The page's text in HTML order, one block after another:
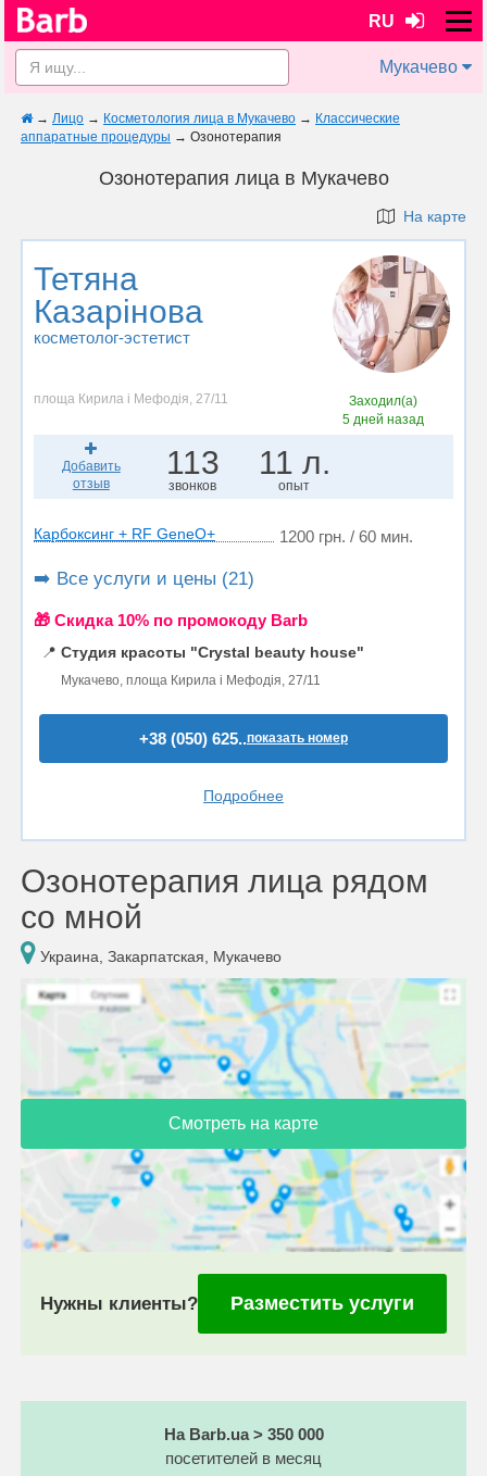
RU
Мукачево
→ Лицо → Косметология лица в Мукачево → Классические
аппаратные процедуры → Озонотерапия
Озонотерапия лица в Мукачево
На карте
Тетяна
Казарінова
косметолог-эстетист
площа Кирила і Мефодія, 27/11
Заходил(а)
5 дней назад
Добавить
отзыв
113
звонков
11 л.
опыт
Карбоксинг + RF GeneO+ 1200 грн. / 60 мин.
➡️ Все услуги и цены (21)
🎁 Cкидка 10% по промокоду Barb
📍 Студия красоты "Crystal beauty house"
Мукачево, площа Кирила і Мефодія, 27/11
+38 (050) 625..показать номер
Подробнее
Озонотерапия лица рядом
со мной
Украина, Закарпатская, Мукачево
Смотреть на карте
Нужны клиенты? Разместить услуги
На Barb.ua > 350 000
посетителей в месяц